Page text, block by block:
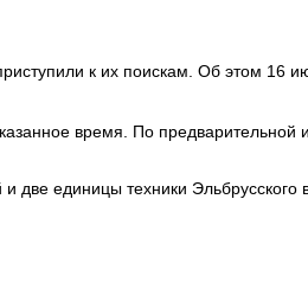
к их поискам. Об этом 16
время. По
единицы техники Эльбрусского